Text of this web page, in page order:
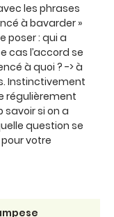
les phrases
à bavarder »
poser : qui a
cas l’accord se
à quoi ? -> à
Instinctivement
régulièrement
si on a
question se
votre